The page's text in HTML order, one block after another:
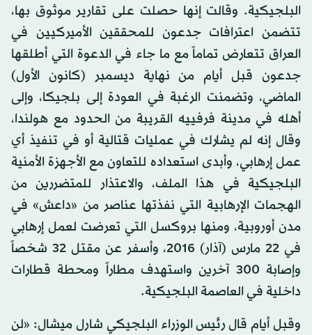
البلجيكية. وقالت إنها حصلت على تقارير موثوق بها،
تتضمن اعترافات جدعون للمحققين الأميركيين في
العراق تتعارض تماماً مع ما جاء في الدعوة التي أطلقها
جدعون قبل أيام من نهاية ديسمبر (كانون الأول)
الماضي، وتضمنت الرغبة في العودة إلى بلجيكا، وإلى
أهله في مدينة فرفييه القريبة من الحدود مع هولندا،
وقال إنه لم يشارك في عمليات قتالية أو في تنفيذ أي
عمل إرهابي، وأبدى استعداده للتعاون مع الأجهزة الأمنية
البلجيكية في هذا الملف، والاعتذار للمتضررين من
الهجمات الإرهابية التي نفذتها عناصر من «داعش» في
مدن أوروبية، ومنها بروكسل التي تعرضت لعمل إرهابي
في 22 مارس (آذار) 2016، وأسفر عن مقتل 32 شخصاً
وإصابة 300 آخرين واستهدف مطاراً ومحطة قطارات
داخلية في العاصمة البلجيكية.
وقبل أيام قال رئيس الوزراء البلجيكي شارل ميشال: «لن